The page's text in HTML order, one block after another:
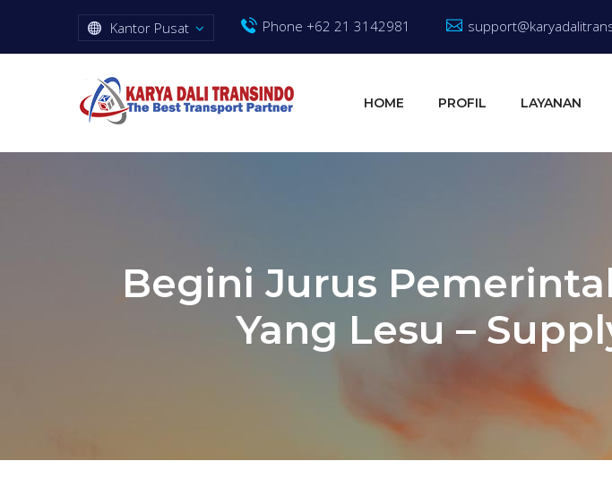
Kantor Pusat Phone +62 21 3142981
HOME PROFIL LAYANAN
Begini Jurus
Yang Lesu –